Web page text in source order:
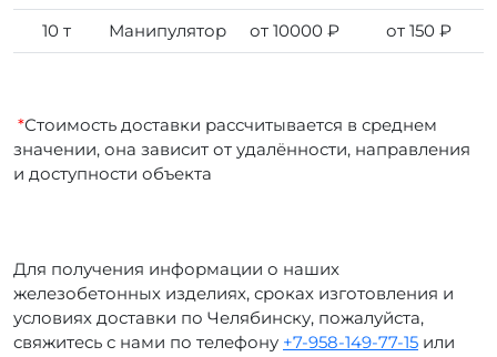
10 т Манипулятор от 10000 ₽ от 150 ₽
*Стоимость доставки рассчитывается в среднем
значении, она зависит от удалённости, направления
и доступности объекта
Для получения информации о наших
железобетонных изделиях, сроках изготовления и
условиях доставки по Челябинску, пожалуйста,
свяжитесь с нами по телефону +7-958-149-77-15 или